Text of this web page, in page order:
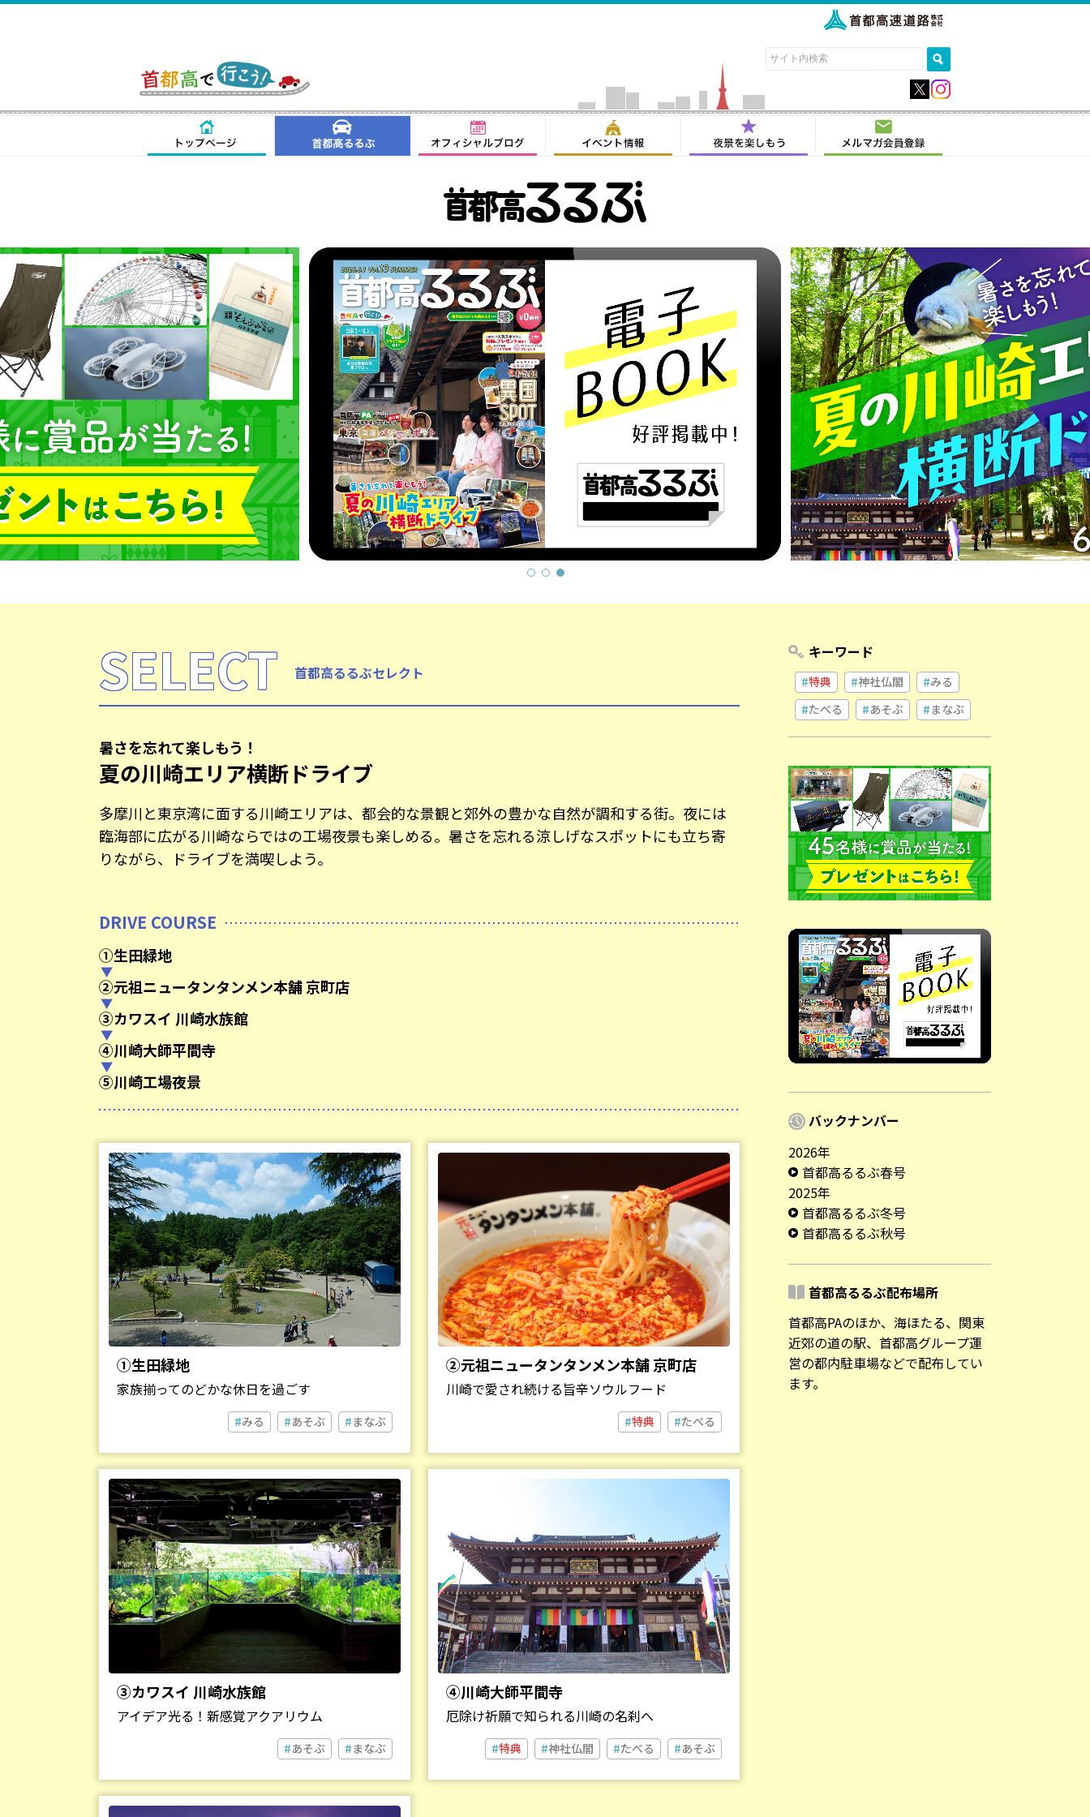
SELECT 首都高るるぶセレクト
暑さを忘れて楽しもう！
夏の川崎エリア横断ドライブ
多摩川と東京湾に面する川崎エリアは、都会的な景観と郊外の豊かな自然が調和する街。夜には
臨海部に広がる川崎ならではの工場夜景も楽しめる。暑さを忘れる涼しげなスポットにも立ち寄
りながら、ドライブを満喫しよう。
DRIVE COURSE
①生田緑地
②元祖ニュータンタンメン本舗 京町店
③カワスイ 川崎水族館
④川崎大師平間寺
⑤川崎工場夜景
①生田緑地
家族揃ってのどかな休日を過ごす
みる あそぶ まなぶ
②元祖ニュータンタンメン本舗 京町店
川崎で愛され続ける旨辛ソウルフード
特典 たべる
③カワスイ 川崎水族館
アイデア光る！新感覚アクアリウム
あそぶ まなぶ
④川崎大師平間寺
厄除け祈願で知られる川崎の名刹へ
特典 神社仏閣 たべる あそぶ
キーワード
特典 神社仏閣
みる
たべる
あそぶ まなぶ
バックナンバー
2026年
首都高るるぶ春号
2025年
首都高るるぶ冬号
首都高るるぶ秋号
首都高るるぶ配布場所
首都高PAのほか、海ほたる、関東
近郊の道の駅、首都高グループ運
営の都内駐車場などで配布してい
ます。